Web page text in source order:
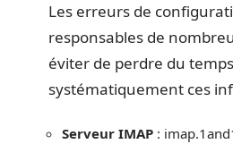
Les erreurs de
responsables de
éviter de perdre du
systématiquement ces
Serveur IMAP :